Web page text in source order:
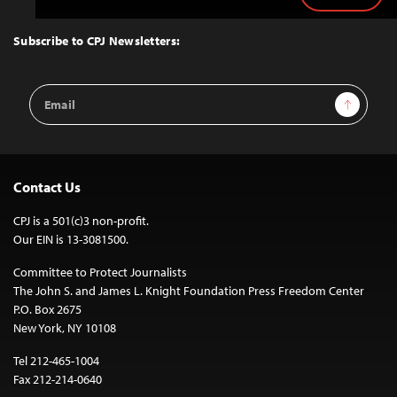
Top
Subscribe to CPJ Newsletters:
Email
Address
Sign Up
Contact Us
CPJ is a 501(c)3 non-profit.
Our EIN is 13-3081500.
Committee to Protect Journalists
The John S. and James L. Knight Foundation Press Freedom Center
P.O. Box 2675
New York, NY 10108
Tel 212-465-1004
Fax 212-214-0640